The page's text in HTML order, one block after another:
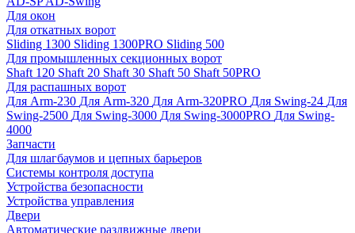
Для окон
Для откатных ворот
Sliding 1300 Sliding 1300PRO Sliding 500
Для промышленных секционных ворот
Shaft 120 Shaft 20 Shaft 30 Shaft 50 Shaft 50PRO
Для распашных ворот
Для Arm-230 Для Arm-320 Для Arm-320PRO Для Swing-24 Для
Swing-2500 Для Swing-3000 Для Swing-3000PRO Для Swing-
4000
Запчасти
Для шлагбаумов и цепных барьеров
Системы контроля доступа
Устройства безопасности
Устройства управления
Двери
Автоматические раздвижные двери